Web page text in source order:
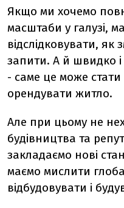
Якщо ми хочемо
масштаби у галузі,
відслідковувати, як
запити. А й швидко і
- саме це може
орендувати житло.
Але при цьому не
будівництва та
закладаємо нові
маємо мислити
відбудовувати і